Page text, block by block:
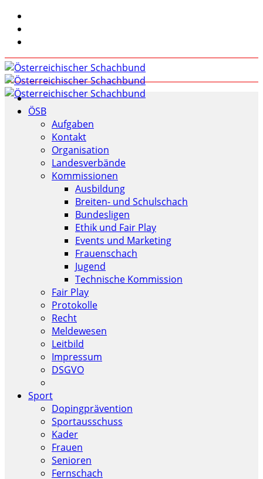
ÖSB
Aufgaben
Kontakt
Organisation
Landesverbände
Kommissionen
Ausbildung
Breiten- und Schulschach
Bundesligen
Ethik und Fair Play
Events und Marketing
Frauenschach
Jugend
Technische Kommission
Fair Play
Protokolle
Recht
Meldewesen
Leitbild
Impressum
DSGVO
Sport
Dopingprävention
Sportausschuss
Kader
Frauen
Senioren
Fernschach